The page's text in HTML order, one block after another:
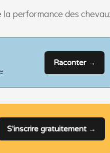
performance des
Raconter →
S'inscrire gratuitement →